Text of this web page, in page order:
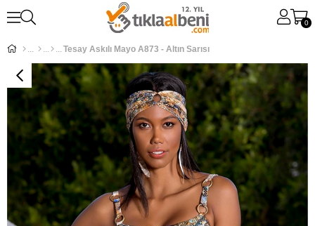
0
Tesay Askılı Mayo A873 - Altın Sarısı